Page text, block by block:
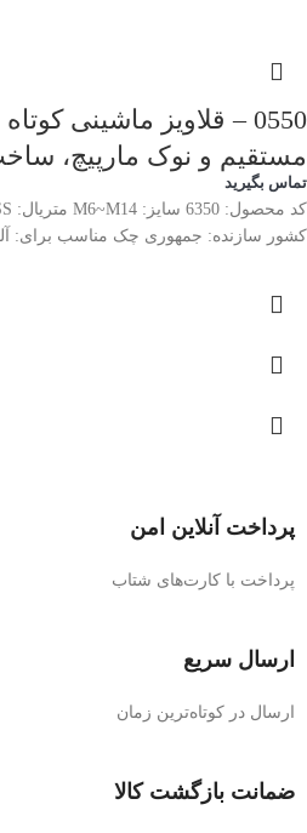
0550 – قلاویز ماشینی
مستقیم و نوک مارپیچ،
تماس بگیرید
کشور سازنده: جمهوری چک مناسب برای:
پرداخت آنلاین امن
پرداخت با کارت‌های شتاب
ارسال سریع
ارسال در کوتاه‌ترین زمان
ضمانت بازگشت کالا